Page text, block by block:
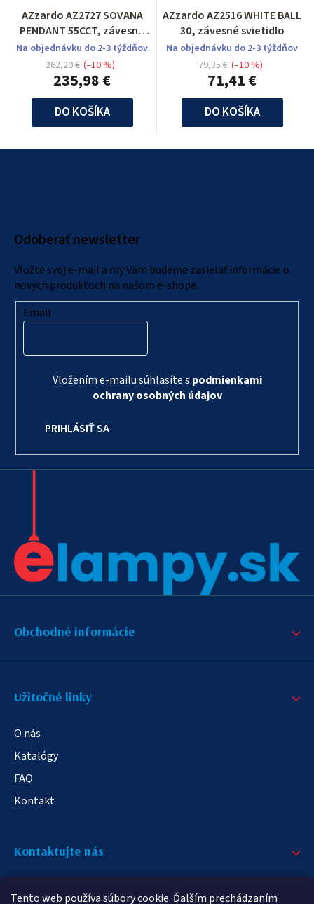
Tento web používa súbory cookie. Ďalším prechádzaním
AZzardo AZ2727 SOVANA
PENDANT 55CCT, závesné
svietidlo
Na objednávku do 2-3 týždňov
235,98 €
262,20 € (–10 %)
DO KOŠÍKA
AZzardo AZ2516 WHITE BALL
30, závesné svietidlo
Na objednávku do 2-3 týždňov
71,41 €
79,35 € (–10 %)
DO KOŠÍKA
Odoberať newsletter
Vložte svoj e-mail a my Vám budeme zasielať informácie o
nových produktoch na našom e-shope.
Email
Vložením e-mailu súhlasíte s podmienkami
ochrany osobných údajov
PRIHLÁSIŤ SA
Obchodné informácie
Užitočné linky
O nás
Katalógy
FAQ
Kontakt
Kontaktujte nás